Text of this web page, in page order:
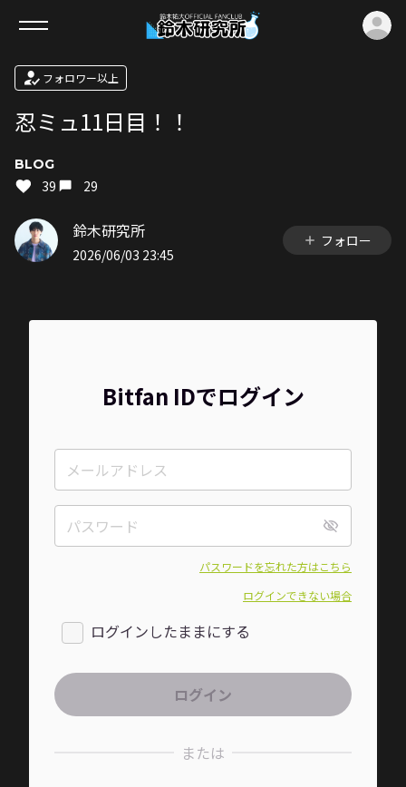
フォロワー以上
忍ミュ11日目！！
BLOG
39 29
鈴木研究所
2026/06/03 23:45
フォロー
Bitfan IDでログイン
パスワードを忘れた方はこちら
ログインできない場合
ログインしたままにする
または